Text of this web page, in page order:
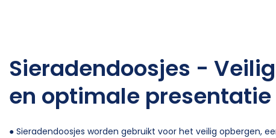
Sieradendoosjes -
en optimale presentatie
● Sieradendoosjes worden gebruikt voor het veilig opbergen,